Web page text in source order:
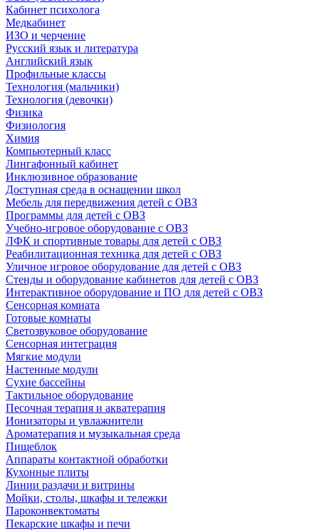
Кабинет психолога
Медкабинет
ИЗО и черчение
Русский язык и литература
Английский язык
Профильные классы
Технология (мальчики)
Технология (девочки)
Физика
Физиология
Химия
Компьютерный класс
Лингафонный кабинет
Инклюзивное образование
Доступная среда в оснащении школ
Мебель для передвижения детей с ОВЗ
Программы для детей с ОВЗ
Учебно-игровое оборудование с ОВЗ
ЛФК и спортивные товары для детей с ОВЗ
Реабилитационная техника для детей с ОВЗ
Уличное игровое оборудование для детей с ОВЗ
Стенды и оборудование кабинетов для детей с ОВЗ
Интерактивное оборудование и ПО для детей с ОВЗ
Сенсорная комната
Готовые комнаты
Светозвуковое оборудование
Сенсорная интеграция
Мягкие модули
Настенные модули
Сухие бассейны
Тактильное оборудование
Песочная терапия и акватерапия
Ионизаторы и увлажнители
Ароматерапия и музыкальная среда
Пищеблок
Аппараты контактной обработки
Кухонные плиты
Линии раздачи и витрины
Мойки, столы, шкафы и тележки
Пароконвектоматы
Пекарские шкафы и печи